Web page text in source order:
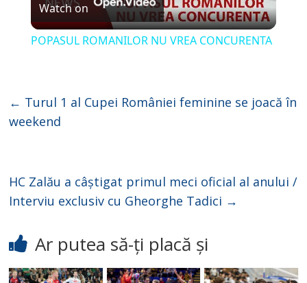
l
y
i
e
Watch on
POPASUL ROMANILOR NU VREA CONCURENTA
← Turul 1 al Cupei României feminine se joacă în
weekend
HC Zalău a câștigat primul meci oficial al anului /
Interviu exclusiv cu Gheorghe Tadici →
Ar putea să-ți placă și